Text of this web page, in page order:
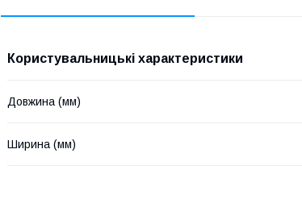
Користувальницькі характеристики
Довжина (мм)
Ширина (мм)